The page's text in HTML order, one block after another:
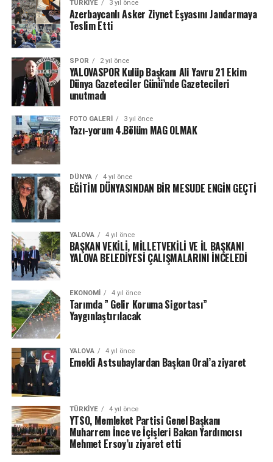
TÜRKIYE 3 yıl önce
Azerbaycanlı Asker Ziynet Eşyasını Jandarmaya
Teslim Etti
SPOR 2 yıl önce
YALOVASPOR Kulüp Başkanı Ali Yavru 21 Ekim
Dünya Gazeteciler Günü’nde Gazetecileri
unutmadı
FOTO GALERI 3 yıl önce
Yazı-yorum 4.Bölüm MAG OLMAK
DÜNYA 4 yıl önce
EĞİTİM DÜNYASINDAN BİR MESUDE ENGİN GEÇTİ
YALOVA 4 yıl önce
BAŞKAN VEKİLİ, MİLLETVEKİLİ VE İL BAŞKANI
YALOVA BELEDİYESİ ÇALIŞMALARINI İNCELEDİ
EKONOMI 4 yıl önce
Tarımda ” Gelir Koruma Sigortası”
Yaygınlaştırılacak
YALOVA 4 yıl önce
Emekli Astsubaylardan Başkan Oral’a ziyaret
TÜRKIYE 4 yıl önce
YTSO, Memleket Partisi Genel Başkanı
Muharrem İnce ve İçişleri Bakan Yardımcısı
Mehmet Ersoy’u ziyaret etti